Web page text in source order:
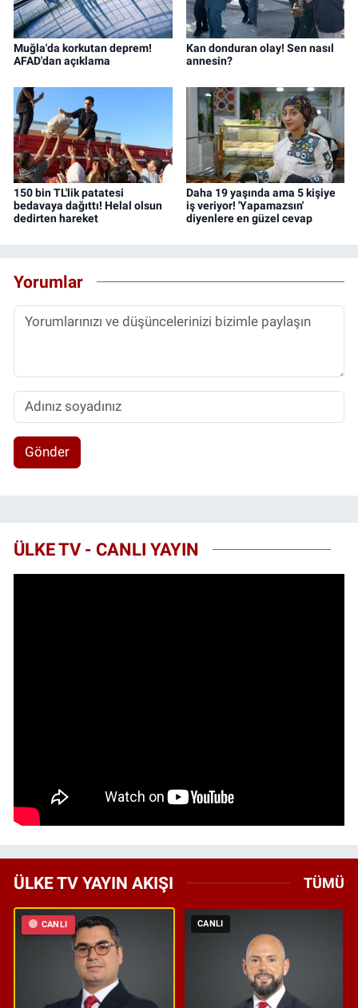
Muğla'da korkutan deprem!
AFAD'dan açıklama
Kan donduran olay! Sen nasıl
annesin?
150 bin TL'lik patatesi
bedavaya dağıttı! Helal olsun
dedirten hareket
Daha 19 yaşında ama 5 kişiye
iş veriyor! 'Yapamazsın'
diyenlere en güzel cevap
Yorumlar
Gönder
ÜLKE TV - CANLI YAYIN
ÜLKE TV YAYIN AKIŞI TÜMÜ
CANLI CANLI